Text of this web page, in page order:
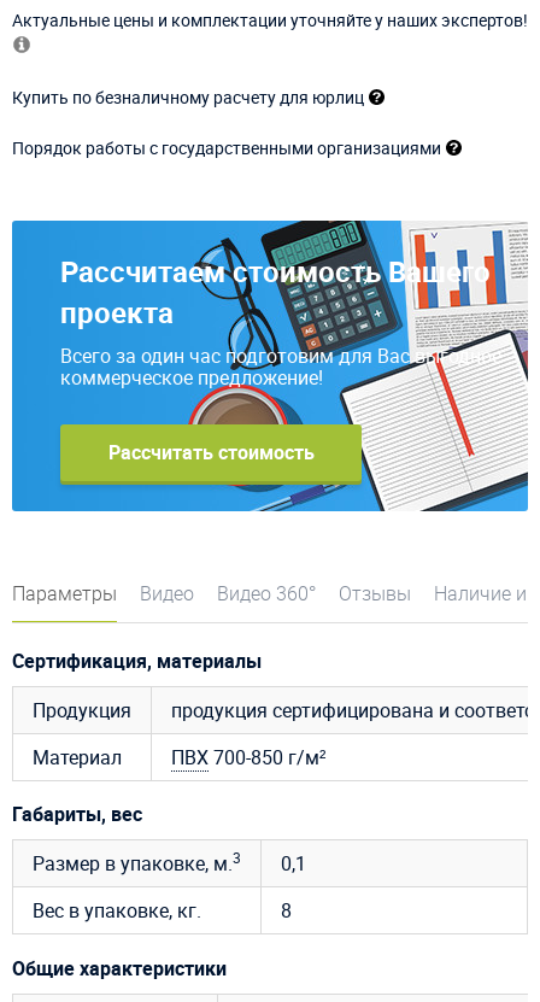
Актуальные цены и комплектации уточняйте у наших экспертов!
Купить по безналичному расчету для юрлиц
Порядок работы с государственными организациями
Рассчитаем стоимость Вашего
проекта
Всего за один час подготовим для Вас выгодное
коммерческое предложение!
Рассчитать стоимость
Параметры Видео Видео 360° Отзывы Наличие и
Сертификация, материалы
Продукция
продукция сертифицирована и
Материал
ПВХ700-850 г/м²
Габариты, вес
Размер в упаковке, м.3
0,1
Вес в упаковке, кг.
8
Общие характеристики